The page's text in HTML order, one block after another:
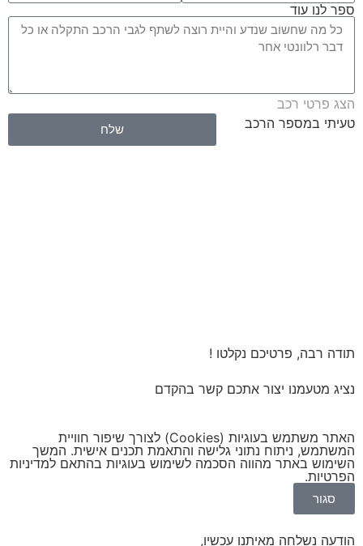
ספר לנו עוד
הצג פרטי רכב
טעיתי במספר הרכב
שלח
תודה רבה, פרטיכם נקלטו !
נציג מטעמנו יצור אתכם קשר בהקדם
האתר משתמש בעוגיות (Cookies) לצורך שיפור חוויית
המשתמש, ניתוח נתוני גלישה והתאמת תכנים אישית. המשך
השימוש באתר מהווה הסכמה לשימוש בעוגיות בהתאם למדיניות
הפרטיות.
סגור
הודעה נשלחה מאיתנו עכשיו,